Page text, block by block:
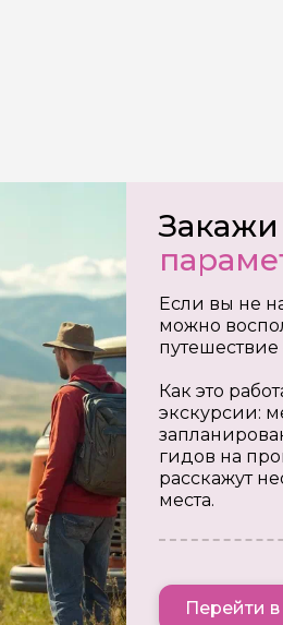
Если вы не
можно
путешествие
Как это
экскурсии:
гидов на
расскажут
места.
Перейти в